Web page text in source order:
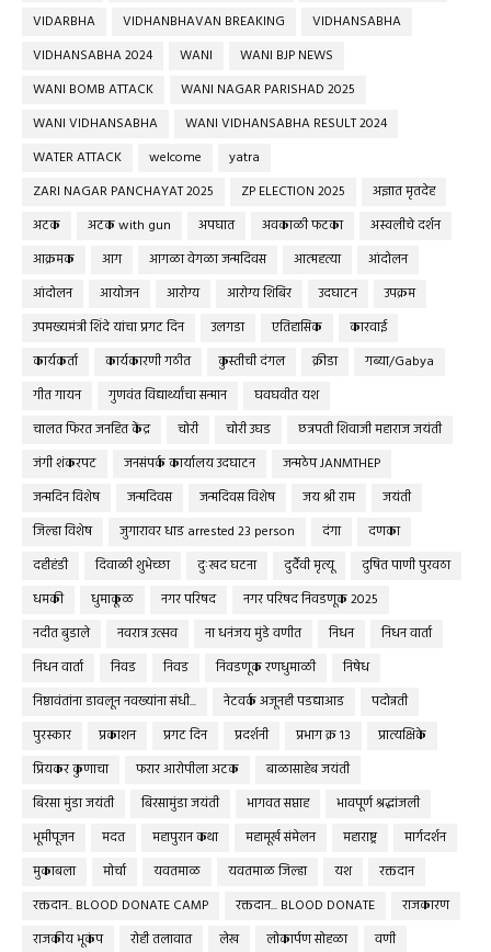
VIDARBHA
VIDHANBHAVAN BREAKING
VIDHANSABHA
VIDHANSABHA 2024
WANI
WANI BJP NEWS
WANI BOMB ATTACK
WANI NAGAR PARISHAD 2025
WANI VIDHANSABHA
WANI VIDHANSABHA RESULT 2024
WATER ATTACK
welcome
yatra
ZARI NAGAR PANCHAYAT 2025
ZP ELECTION 2025
अज्ञात मृतदेह
अटक
अटक with gun अपघात अवकाळी फटका
अस्वलीचे दर्शन
आक्रमक
आग आगळा वेगळा जन्मदिवस आत्महत्या
आंदोलन
आंदोलन
आयोजन आरोग्य आरोग्य शिबिर उदघाटन
उपक्रम
उपमख्यमंत्री शिंदे यांचा प्रगट दिन
उलगडा एतिहासिक
कारवाई
कार्यकर्ता
कार्यकारणी गठीत कुस्तीची दंगल क्रीडा
गब्या/Gabya
गीत गायन
गुणवंत विद्यार्थ्यांचा सन्मान
घवघवीत यश
चालत फिरत जनहित केंद्र
चोरी चोरी उघड
छत्रपती शिवाजी महाराज जयंती
जंगी शंकरपट
जनसंपर्क कार्यालय उदघाटन
जन्मठेप JANMTHEP
जन्मदिन विशेष
जन्मदिवस जन्मदिवस विशेष जय श्री राम
जयंती
जिल्हा विशेष
जुगारावर धाड arrested 23 person दंगा
दणका
दहीहंडी
दिवाळी शुभेच्छा दुःखद घटना दुर्दैवी मृत्यू
दुषित पाणी पुरवठा
धमकी
धुमाकूळ नगर परिषद
नगर परिषद निवडणूक 2025
नदीत बुडाले
नवरात्र उत्सव ना धनंजय मुंडे वणीत निधन
निधन वार्ता
निधन वार्ता
निवड निवड निवडणूक रणधुमाळी
निषेध
निष्ठावंतांना डावलून नवख्यांना संधी...
नेटवर्क अजूनही पडद्याआड
पदोन्नती
पुरस्कार
प्रकाशन प्रगट दिन प्रदर्शनी प्रभाग क्र १३
प्रात्यक्षिके
प्रियकर कुणाचा
फरार आरोपीला अटक
बाळासाहेब जयंती
बिरसा मुंडा जयंती
बिरसामुंडा जयंती भागवत सप्ताह
भावपूर्ण श्रद्धांजली
भूमीपूजन
मदत महापुरान कथा महामूर्ख संमेलन महाराष्ट्र
मार्गदर्शन
मुकाबला
मोर्चा यवतमाळ यवतमाळ जिल्हा यश
रक्तदान
रक्तदान.. BLOOD DONATE CAMP
रक्तदान... BLOOD DONATE
राजकारण
राजकीय भूकंप
रोही तलावात लेख लोकार्पण सोहळा
वणी